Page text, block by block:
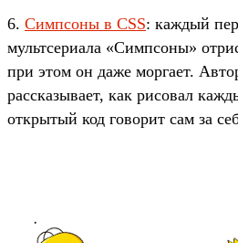
6. Симпсоны в CSS: каждый
мультсериала «Симпсоны»
при этом он даже моргает.
рассказывает, как рисовал
открытый код говорит сам за